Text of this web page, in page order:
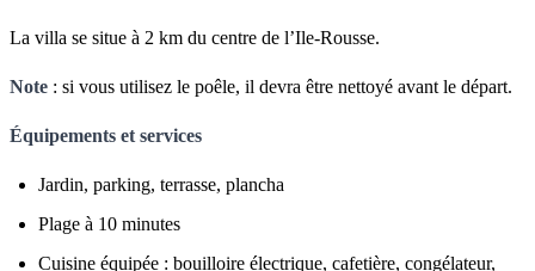
La villa se situe à 2 km du centre de l’Ile-Rousse.
Note : si vous utilisez le poêle, il devra être nettoyé avant le départ.
Équipements et services
Jardin, parking, terrasse, plancha
Plage à 10 minutes
Cuisine équipée : bouilloire électrique, cafetière, congélateur,